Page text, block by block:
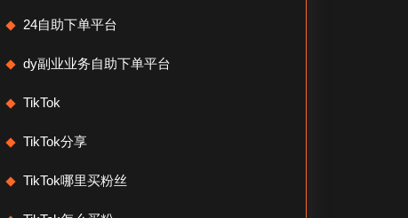
24自助下单平台
dy副业业务自助下单平台
TikTok
TikTok分享
TikTok哪里买粉丝